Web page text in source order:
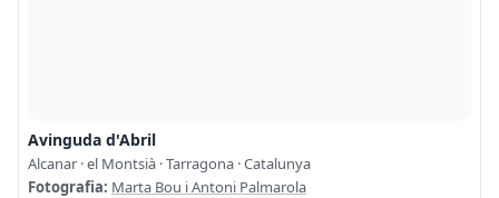
Avinguda d'Abril
Alcanar · el Montsià · Tarragona · Catalunya
Fotografia: Marta Bou i Antoni Palmarola